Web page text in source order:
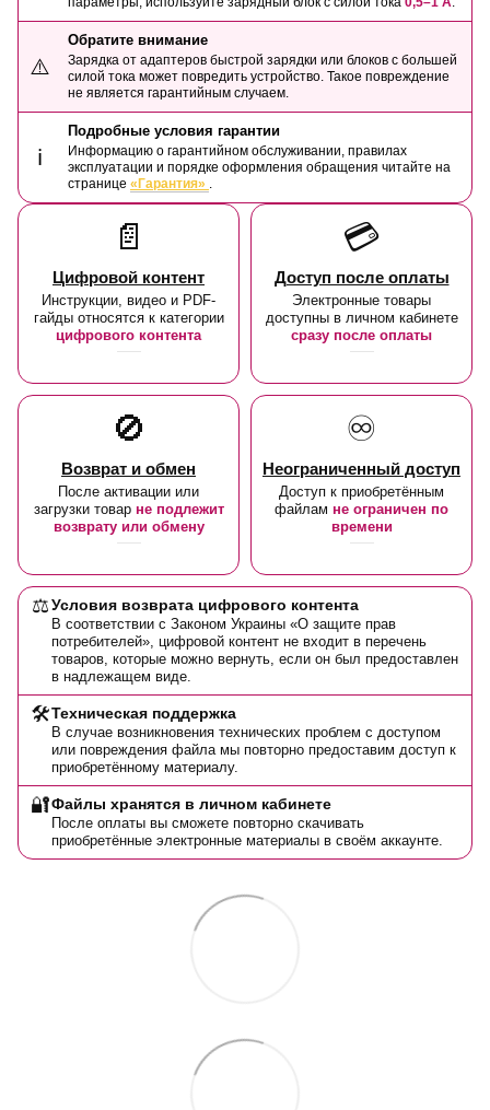
⚠️
Обратите внимание
Зарядка от адаптеров быстрой зарядки или блоков с большей
силой тока может повредить устройство. Такое повреждение
не является гарантийным случаем.
ℹ️
Подробные условия гарантии
Информацию о гарантийном обслуживании, правилах
эксплуатации и порядке оформления обращения читайте на
странице «Гарантия» .
📄
Цифровой контент
Инструкции, видео и PDF-
гайды относятся к категории
цифрового контента
💳
Доступ после оплаты
Электронные товары
доступны в личном кабинете
сразу после оплаты
🚫
Возврат и обмен
После активации или
загрузки товар не подлежит
возврату или обмену
♾️
Неограниченный доступ
Доступ к приобретённым
файлам не ограничен по
времени
⚖️Условия возврата цифрового контента
В соответствии с Законом Украины «О защите прав
потребителей», цифровой контент не входит в перечень
товаров, которые можно вернуть, если он был предоставлен
в надлежащем виде.
🛠️Техническая поддержка
В случае возникновения технических проблем с доступом
или повреждения файла мы повторно предоставим доступ к
приобретённому материалу.
🔐Файлы хранятся в личном кабинете
После оплаты вы сможете повторно скачивать
приобретённые электронные материалы в своём аккаунте.